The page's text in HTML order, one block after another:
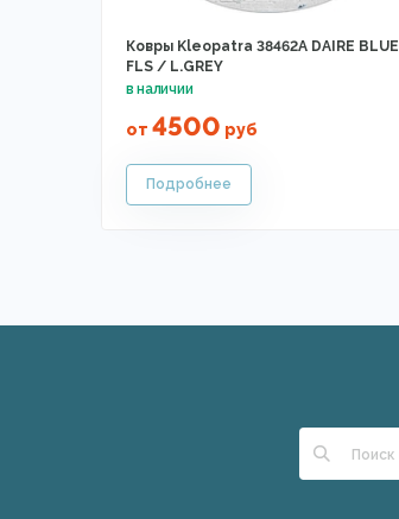
Ковры Kleopatra 38462A DAIRE BLUE
FLS / L.GREY
от 4500 руб